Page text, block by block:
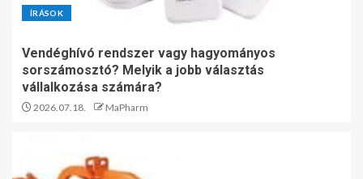
ÍRÁSOK
Vendéghívó rendszer vagy hagyományos
sorszámosztó? Melyik a jobb választás
vállalkozása számára?
2026.07.18. MaPharm